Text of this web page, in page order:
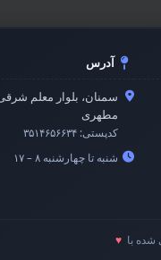
آدرس
سمنان، بلوار معلم
مطهری
کدپستی:۳۵۱۴۶۵۶۶۳۴
شنبه تا چهارشنبه ۸ – ۱۷
با ♥